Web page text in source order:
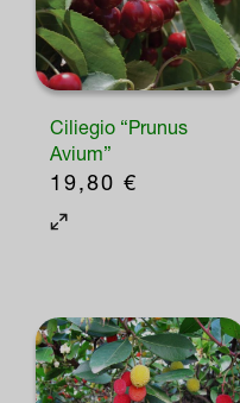
Ciliegio “Prunus
Avium”
19,80 €
Questo
più
varianti.
Le